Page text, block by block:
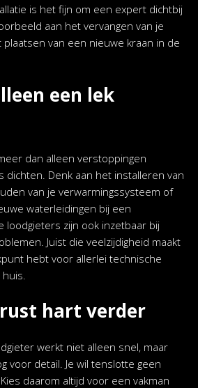
is het fijn om een expert dichtbij
aan het vervangen van je
van een nieuwe kraan in de
een lek
dan alleen verstoppingen
dichten. Denk aan het installeren van
van je verwarmingssysteem of
waterleidingen bij een
loodgieters zijn ook inzetbaar bij
Juist die veelzijdigheid maakt
hebt voor allerlei technische
hart verder
werkt niet alleen snel, maar
voor detail. Je wil tenslotte geen
daarom altijd voor een vakman